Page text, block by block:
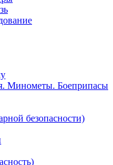
Минометы. Боеприпасы
безопасности)